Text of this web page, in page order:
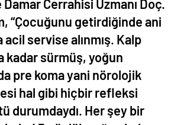
Cerrahisi Uzmanı Doç.
“Çocuğunu getirdiğinde ani
servise alınmış. Kalp
kadar sürmüş, yoğun
pre koma yani nörolojik
hal gibi hiçbir refleksi
durumdaydı. Her şey bir